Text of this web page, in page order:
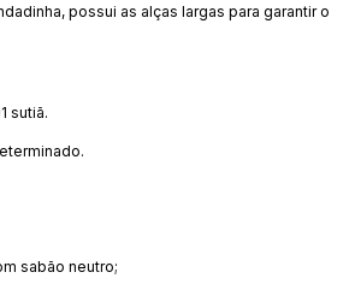
possui as alças largas para garantir o
sutiã.
sabão neutro;